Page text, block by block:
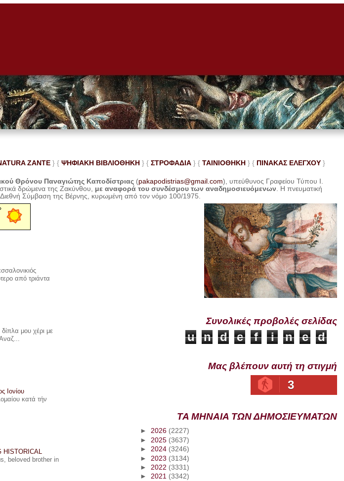
ZANTE} { ΨΗΦΙΑΚΗ ΒΙΒΛΙΟΘΗΚΗ } { ΣΤΡΟΦΑΔΙΑ } { ΤΑΙΝΙΟΘΗΚΗ } { ΠΙΝΑΚΑΣ ΕΛΕΓΧΟΥ}
Θρόνου Παναγιώτης Καποδίστριας (pakapodistrias@gmail.com), υπεύθυνος Γραφείου Τύπου Ι.
δρώμενα της Ζακύνθου, με αναφορά του συνδέσμου των αναδημοσιευόμενων . Ηπνευματική
Διεθνή Σύμβαση της Βέρνης, κυρωμένη από τον νόμο 100/1975.
από τριάντα
μου χέρι με
Ιονίου
κατά τήν
HISTORICAL
beloved brother in
Συνολικές προβολές σελίδας
u n d e f i n e d
Μας βλέπουν αυτή τη στιγμή
3
ΤΑ ΜΗΝΑΙΑ ΤΩΝ ΔΗΜΟΣΙΕΥΜΑΤΩΝ
►2026 (2227)
► 2025 (3637)
►2024 (3246)
► 2023 (3134)
► 2022 (3331)
►2021 (3342)